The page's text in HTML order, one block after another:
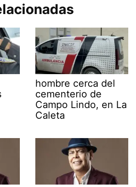
hombre cerca del
cementerio de
Campo Lindo, en La
Caleta